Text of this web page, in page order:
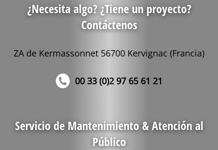
¿Necesita algo? ¿Tiene un proyecto?
Contáctenos
ZA de Kermassonnet 56700 Kervignac (Francia)
00 33 (0)2 97 65 61 21
Servicio de Mantenimiento & Atención al
Público